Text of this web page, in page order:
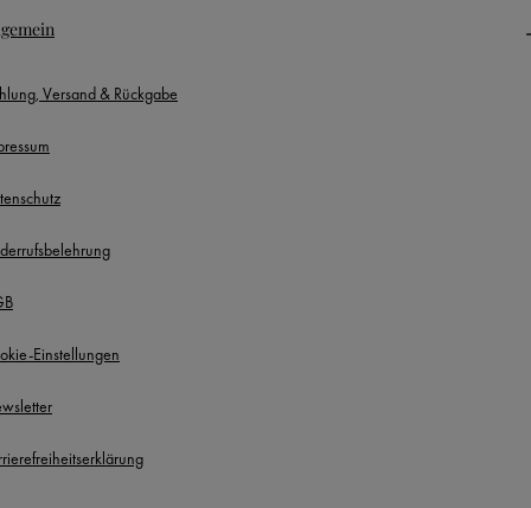
Versand & Rückgabe
Einstellungen